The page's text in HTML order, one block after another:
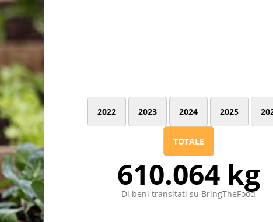
2022 2023 2024 2025
TOTALE
610.064 kg
Di beni transitati su BringTheFood